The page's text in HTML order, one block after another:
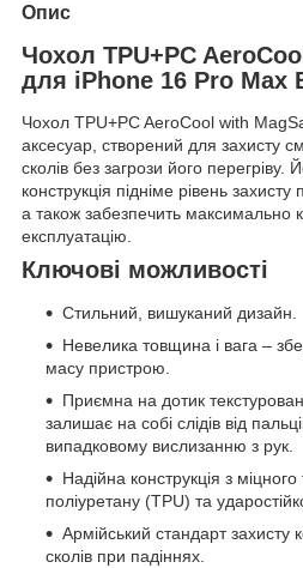
Опис
Чохол TPU+PC
для iPhone 16 Pro Max
Чохол TPU+PC AeroCool with
аксесуар, створений для захисту
сколів без загрози його перегріву.
конструкція підніме рівень
а також забезпечить максимально
експлуатацію.
Ключові можливості
Стильний, вишуканий дизайн.
Невелика товщина і вага –
масу пристрою.
Приємна на дотик
залишає на собі слідів від
випадковому вислизанню з рук.
Надійна конструкція з
поліуретану (TPU) та
Армійський стандарт захисту
сколів при падіннях.